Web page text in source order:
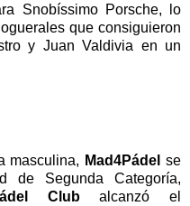
Snobíssimo Porsche, lo
que consiguieron
y Juan Valdivia en un
masculina, Mad4Pádel se
de Segunda Categoría,
Clubalcanzó el